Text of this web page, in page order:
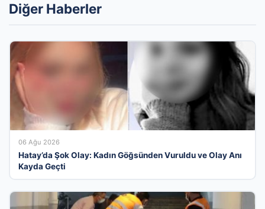
Diğer Haberler
06 Ağu 2026
Hatay’da Şok Olay: Kadın Göğsünden Vuruldu ve Olay Anı
Kayda Geçti